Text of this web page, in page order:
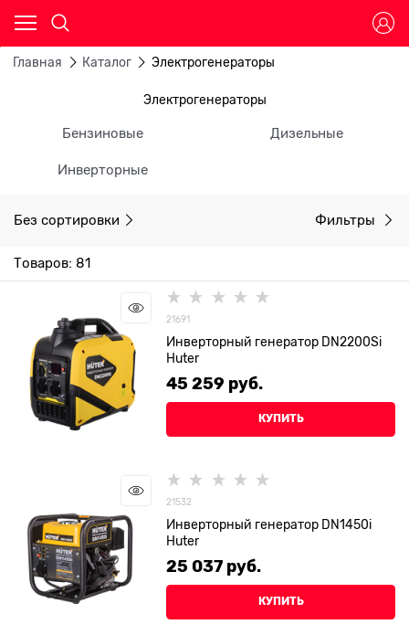
Главная Каталог Электрогенераторы
Электрогенераторы
Бензиновые Дизельные
Инверторные
Без сортировки Фильтры
Товаров: 81
21691
Инверторный генератор DN2200Si
Huter
45 259 руб.
КУПИТЬ
21532
Инверторный генератор DN1450i
Huter
25 037 руб.
КУПИТЬ